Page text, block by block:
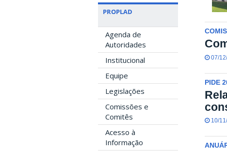
PROPLAD
Agenda de
Autoridades
Institucional
Equipe
Legislações
Comissões e
Comitês
Acesso à
Informação
07/
PIDE
10/